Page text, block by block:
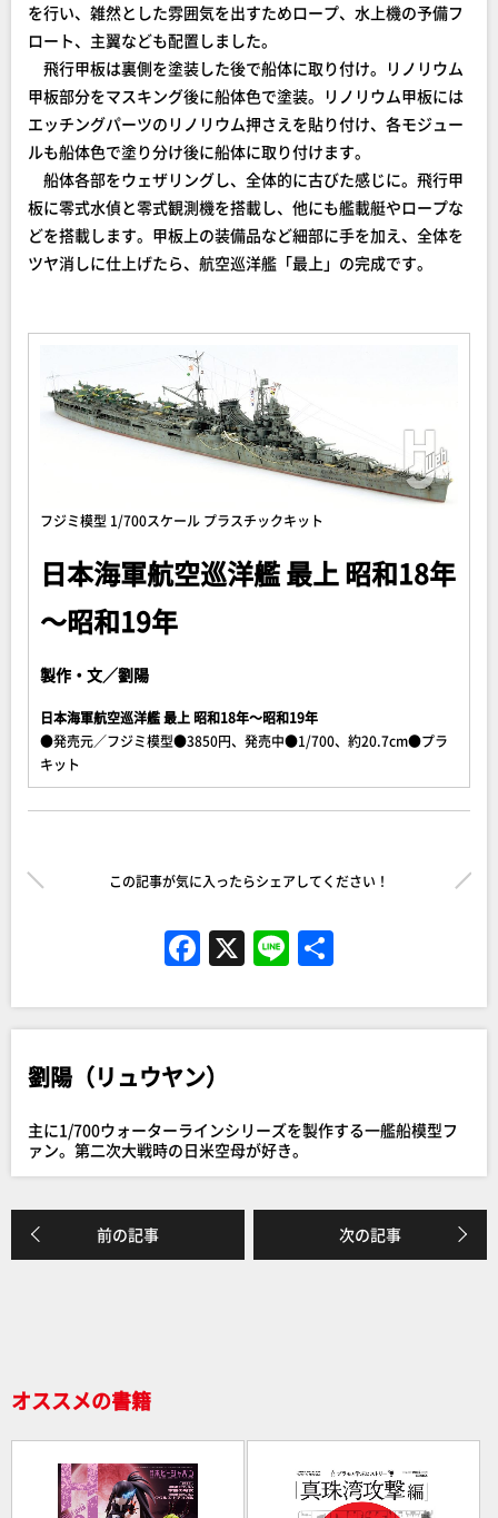
を行い、雑然とした雰囲気を出すためロープ、水上機の予備フ
ロート、主翼なども配置しました。
飛行甲板は裏側を塗装した後で船体に取り付け。リノリウム
甲板部分をマスキング後に船体色で塗装。リノリウム甲板には
エッチングパーツのリノリウム押さえを貼り付け、各モジュー
ルも船体色で塗り分け後に船体に取り付けます。
船体各部をウェザリングし、全体的に古びた感じに。飛行甲
板に零式水偵と零式観測機を搭載し、他にも艦載艇やロープな
どを搭載します。甲板上の装備品など細部に手を加え、全体を
ツヤ消しに仕上げたら、航空巡洋艦「最上」の完成です。
フジミ模型 1/700スケール プラスチックキット
日本海軍航空巡洋艦 最上 昭和18年
～昭和19年
製作・文／劉陽
日本海軍航空巡洋艦 最上 昭和18年～昭和19年
●発売元／フジミ模型●3850円、発売中●1/700、約20.7cm●プラ
キット
この記事が気に入ったらシェアしてください！
F
a
c
e
b
o
o
k
X Li
n
e
劉陽（リュウヤン）
主に1/700ウォーターラインシリーズを製作する一艦船模型フ
ァン。第二次大戦時の日米空母が好き。
前の記事 次の記事
オススメの書籍